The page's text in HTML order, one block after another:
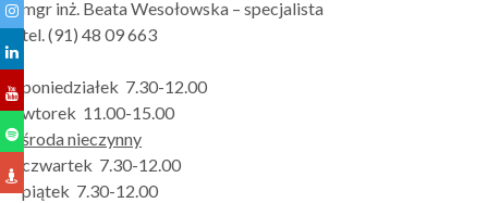
mgr inż. Beata Wesołowska – specjalista
tel. (91) 48 09 663
poniedziałek 7.30-12.00
wtorek 11.00-15.00
środa nieczynny
czwartek 7.30-12.00
piątek 7.30-12.00